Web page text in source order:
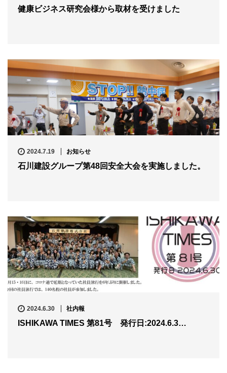
健康ビジネス研究会様から取材を受けました
2024.7.19 お知らせ
石川建設グループ第48回安全大会を実施しました。
2024.6.30 社内報
ISHIKAWA TIMES 第81号 発行日:2024.6.3…